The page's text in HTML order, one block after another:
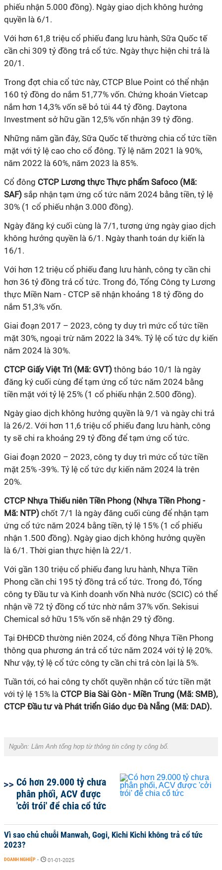
phiếu nhận 5.000 đồng). Ngày giao dịch không hưởng
quyền là 6/1.
Với hơn 61,8 triệu cổ phiếu đang lưu hành, Sữa Quốc tế
cần chi 309 tỷ đồng trả cổ tức. Ngày thực hiện chi trả là
20/1 .
Trong đợt chia cổ tức này, CTCP Blue Point có thể nhận
160 tỷ đồng do nắm 51,77% vốn. Chứng khoán Vietcap
nắm hơn 14,3% vốn sẽ bỏ túi 44 tỷ đồng. Daytona
Investment sở hữu gần 12,5% vốn nhận 39 tỷ đồng.
Những năm gần đây, Sữa Quốc tếthường chia cổ tức tiền
mặt với tỷ lệ cao cho cổ đông. Tỷ lệ năm 2021 là 90%,
năm 2022 là 60%, năm 2023 là 85%.
Cổ đông CTCP Lương thực Thực phẩm Safoco (Mã:
SAF) sắp nhận tạm ứng cổ tức năm 2024 bằng tiền, tỷ lệ
30% (1 cổ phiếu nhận 3.000 đồng).
Ngày đăng ký cuối cùng là 7/1, tương ứng ngày giao dịch
không hưởng quyền là 6/1. Ngày thanh toán dự kiến là
16/1.
Với hơn 12 triệu cổ phiếu đang lưu hành, công ty cần chi
hơn 36 tỷ đồng trả cổ tức. Trong đó, Tổng Công ty Lương
thực Miền Nam - CTCP sẽ nhận khoảng 18 tỷ đồng do
nắm 51,3% vốn.
Giai đoạn 2017 – 2023, công ty duy trì mức cổ tức tiền
mặt 30%, ngoại trừ năm 2022 là 34%. Tỷ lệ cổ tức dự kiến
năm 2024 là 30%.
CTCP Giấy Việt Trì (Mã: GVT) thông báo 10/1 là ngày
đăng ký cuối cùng để tạm ứng cổ tức năm 2024 bằng
tiền mặt với tỷ lệ 25% (1 cổ phiếu nhận 2.500 đồng).
Ngày giao dịch không hưởng quyền là 9/1 và ngày chi trả
là 26/2. Với hơn 11,6 triệu cổ phiếu đang lưu hành, công
ty sẽ chi ra khoảng 29 tỷ đồng để tạm ứng cổ tức.
Giai đoạn 2020 – 2023, công ty duy trì mức cổ tức tiền
mặt 25% -39%. Tỷ lệ cổ tức dự kiến năm 2024 là trên
20%.
CTCP Nhựa Thiếu niên Tiền Phong (Nhựa Tiền Phong -
Mã: NTP) chốt 7/1 là ngày đăng cuối cùng để nhận tạm
ứng cổ tức năm 2024 bằng tiền, tỷ lệ 15% (1 cổ phiếu
nhận 1.500 đồng). Ngày giao dịch không hưởng quyền
là 6/1 . Thời gian thực hiện là 22/1.
Với gần 130 triệu cổ phiếu đang lưu hành, Nhựa Tiền
Phong cần chi 195 tỷ đồng trả cổ tức. Trong đó, Tổng
công ty Đầu tư và Kinh doanh vốn Nhà nước (SCIC) có thể
nhận về 72 tỷ đồng cổ tức nhờ nắm 37% vốn. Sekisui
Chemical sở hữu 15% vốn sẽ nhận 29 tỷ đồng.
Tại ĐHĐCĐ thường niên 2024, cổ đông Nhựa Tiền Phong
thông qua phương án trả cổ tức năm 2024 với tỷ lệ 20%.
Như vậy, tỷ lệ cổ tức công ty cần chi trả còn lại là 5%.
Tuần tới, có hai công ty chốt quyền nhận cổ tức tiền mặt
với tỷ lệ 15% là CTCP Bia Sài Gòn - Miền Trung (Mã: SMB),
CTCP Đầu tư và Phát triển Giáo dục Đà Nẵng (Mã: DAD).
Nguồn: Lâm Anh tổng hợp từ thông tin công ty công bố.
Có hơn 29.000 tỷ chưa
phân phối, ACV được
'cởi trói' để chia cổ tức
Vì sao chủ chuỗi Manwah, Gogi, Kichi Kichi không trả cổ tức
2023?
DOANH NGHIỆP - 01-01-2025